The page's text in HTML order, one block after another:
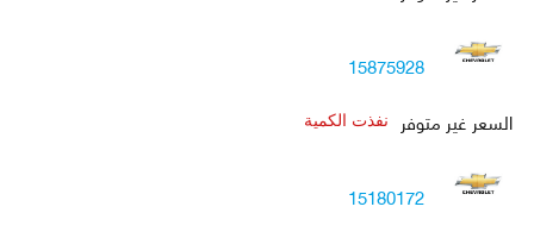
15875928
السعر غير متوفر
نفذت الكمية
15180172